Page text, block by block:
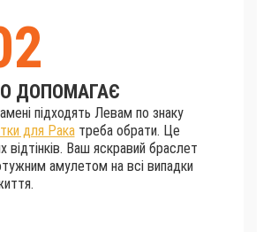
ДОПОМАГАЄ
підходять Левам по знаку
для Ракатреба обрати. Це
відтінків. Ваш яскравий браслет
амулетом на всі випадки